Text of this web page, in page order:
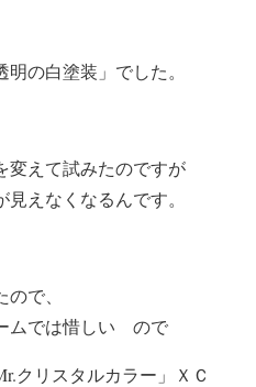
の白塗装」でした。
変えて試みたのですが
えなくなるんです。
で、
ムでは惜しい ので
クリスタルカラー」ＸＣ